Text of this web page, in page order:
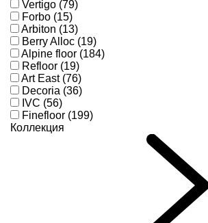
Vertigo (79)
Forbo (15)
Arbiton (13)
Berry Alloc (19)
Alpine floor (184)
Refloor (19)
Art East (76)
Decoria (36)
IVC (56)
Finefloor (199)
Коллекция